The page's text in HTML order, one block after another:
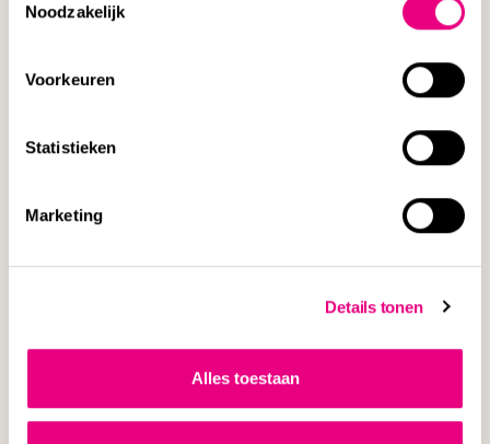
Noodzakelijk
Voorkeuren
Statistieken
Marketing
Details tonen
Alles toestaan
Klachtplicht bij een loonvordering in het
arbeidsrecht